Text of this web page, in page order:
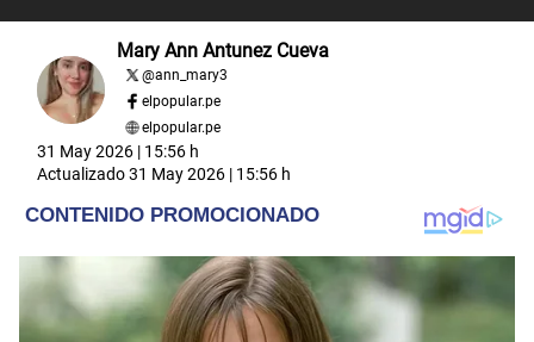
Mary Ann Antunez Cueva
@ann_mary3
elpopular.pe
elpopular.pe
31 May 2026 | 15:56 h
Actualizado31 May 2026 | 15:56 h